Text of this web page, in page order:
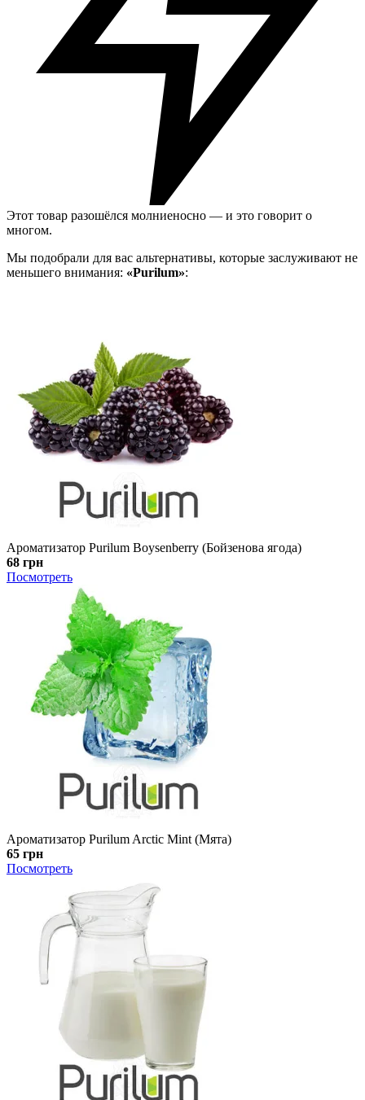
Этот товар разошёлся молниеносно — и это говорит о
многом.
Мы подобрали для вас альтернативы, которые заслуживают не
меньшего внимания: «Purilum»:
Ароматизатор Purilum Boysenberry (Бойзенова ягода)
68 грн
Посмотреть
Ароматизатор Purilum Arctic Mint (Мята)
65 грн
Посмотреть